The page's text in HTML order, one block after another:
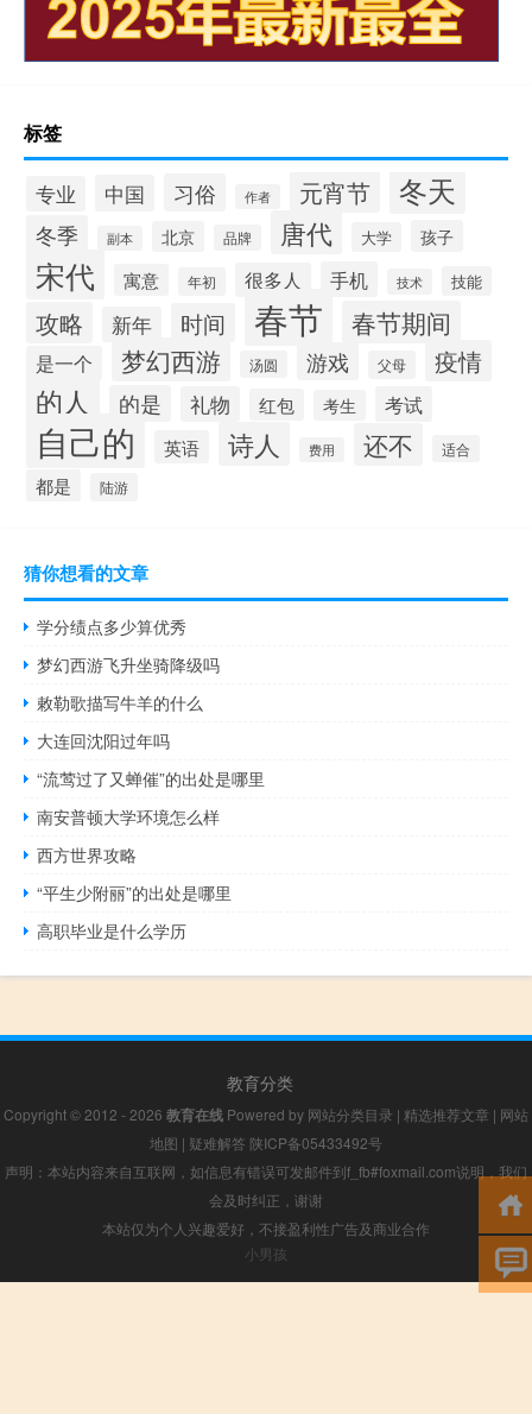
标签
专业 中国 习俗 作者 元宵节 冬天
冬季 副本 北京 品牌 唐代 大学 孩子
宋代 寓意 年初 很多人 手机 技术 技能
攻略 新年 时间 春节 春节期间
是一个 梦幻西游 汤圆 游戏 父母 疫情
的人 的是 礼物 红包 考生 考试
自己的 英语 诗人 费用 还不 适合
都是 陆游
猜你想看的文章
学分绩点多少算优秀
梦幻西游飞升坐骑降级吗
敕勒歌描写牛羊的什么
大连回沈阳过年吗
“流莺过了又蝉催”的出处是哪里
南安普顿大学环境怎么样
西方世界攻略
“平生少附丽”的出处是哪里
高职毕业是什么学历
教育分类
Copyright © 2012 - 2026 教育在线 Powered by 网站分类目录 | 精选推荐文章 | 网站
地图 | 疑难解答 陕ICP备05433492号
声明：本站内容来自互联网，如信息有错误可发邮件到f_fb#foxmail.com说明，我们
会及时纠正，谢谢
本站仅为个人兴趣爱好，不接盈利性广告及商业合作
小男孩